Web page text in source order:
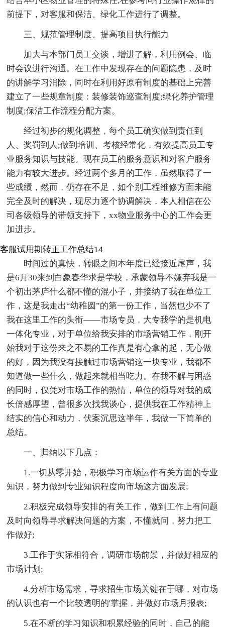
前提下，对客服和保洁、绿化工作进行了调整。
三、规范管理制度、提高项目执行能力
加大与本部门员工交谈，增进了解，利用例会、临
时会议进行沟通。在工作中发现存在的问题隐患，及时
的讲解学习消除，同时在利用好原有制度的基础上完善
建立了一些规章制度：装修装饰巡查制度;绿化养护管理
制度;保洁工作流程分配方案。
经过初步的规化调整，每个员工确实做到责任到
人、奖罚到人;做到培训、考核经常化，有效提高员工专
业服务知识与技能。现在员工的服务意识和对客户服务
能力有较大进步。经过两个多月的工作，虽然取得了一
些成绩，然而，仍存在不足，如个别工程维修方面未能
完全及时的解决，现尽力逐个协调解决，本人相信在公
司各级领导的带领支持下，xx物业服务中心的工作会更
加进步。
客服试用期转正工作总结14
时间过的真快，转眼之间本年度已经接近尾声，我
是6月30来到白象春华求是学校，承蒙领导不嫌弃我是一
个初出茅庐什么都不懂的混小子，并接纳了我在单位工
作，这是我走出“幼稚圆”的第一份工作，当然也少不了
我在这里工作的头衔——市场专员，大专我学的是机电
一体化专业，对于单位给我安排的市场营销工作，刚开
始我对于这份来之不易的工作真是有心拿的起，无心做
的好，因为我没有接触过市场营销这一块专业，我都不
知道做一些什么，做起来就相当吃力。在我不解与困惑
的同时，仅凭对市场工作的热情，单位的领导对我的成
长倍感厚望，曾很多次找我谈心，提供我在工作精神上
结实的信心和动力，伏案沉思这半年，我做一下简单的
总结。
一、归纳以下几点：
1.一切从零开始，积极学习市场运作有关方面的专业
知识，努力做到专业知识程度向市场这方面发展;
2.积极完成领导安排的有关工作，做到工作上有问题
及时向领导寻求解决问题的方案，不懂就问，努力把工
作做好;
3.工作于实际相符合，调研市场前景，并做好相应的
市场计划;
4.分析市场需求，寻求招生市场关键在于哪，对市场
的认识也有一个比较透明的'掌握，并做好市场月报表;
5.在不断的学习知识和积累经验的同时，自己的能